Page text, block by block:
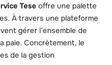
Tese offre une palette
À travers une plateforme
gérer l’ensemble de
paie. Concrètement, le
de la gestion